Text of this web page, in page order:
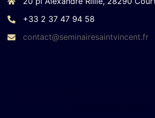
+33 2 37 47 94 58
contact@seminairesaintvincent.fr